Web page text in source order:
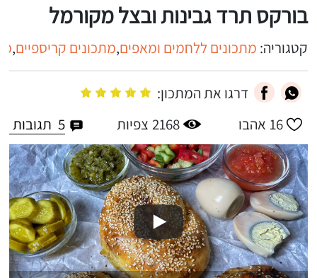
בורקס תרד גבינות ובצל מקורמל
קטגוריה: מתכונים ללחמים ומאפים,מתכונים קריספיים,
דרגו את המתכון:
16 אהבו 2168 צפיות 5 תגובות